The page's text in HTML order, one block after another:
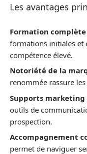
Les avantages
Formation complète
formations initiales et
compétence élevé.
Notoriété de la
renommée rassure
Supports marketing
outils de
prospection.
Accompagnement
permet de naviguer